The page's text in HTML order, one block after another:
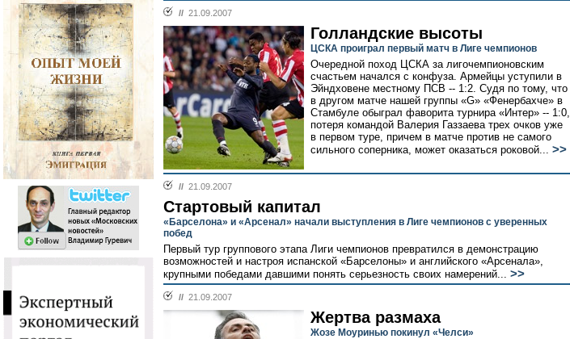
// 21.09.2007
Голландские высоты
ЦСКА проиграл первый матч в Лиге чемпионов
Очередной поход ЦСКА за лигочемпионовским
счастьем начался с конфуза. Армейцы уступили в
Эйндховене местному ПСВ -- 1:2. Судя по тому, что
в другом матче нашей группы «G» «Фенербахче» в
Стамбуле обыграл фаворита турнира «Интер» -- 1:0,
потеря командой Валерия Газзаева трех очков уже
в первом туре, причем в матче против не самого
сильного соперника, может оказаться роковой... >>
// 21.09.2007
Стартовый капитал
«Барселона» и «Арсенал» начали выступления в Лиге чемпионов с уверенных
побед
Первый тур группового этапа Лиги чемпионов превратился в демонстрацию
возможностей и настроя испанской «Барселоны» и английского «Арсенала»,
крупными победами давшими понять серьезность своих намерений... >>
// 21.09.2007
Жертва размаха
Жозе Моуринью покинул «Челси»